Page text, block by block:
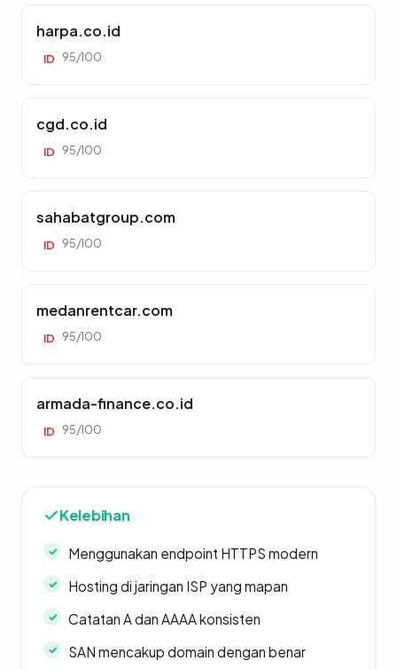
harpa.co.id
ID 95/100
cgd.co.id
ID 95/100
sahabatgroup.com
ID 95/100
medanrentcar.com
ID 95/100
armada-finance.co.id
ID 95/100
Kelebihan
Menggunakan endpoint HTTPS modern
Hosting di jaringan ISP yang mapan
Catatan A dan AAAA konsisten
SAN mencakup domain dengan benar